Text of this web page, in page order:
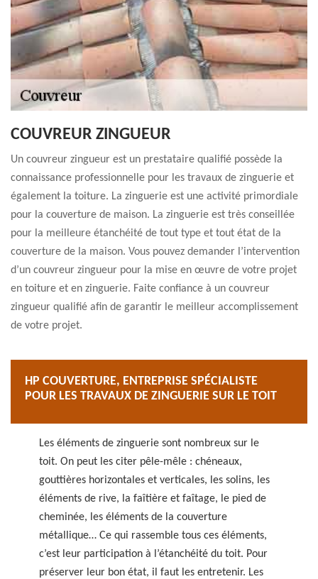
COUVREUR ZINGUEUR
Un couvreur zingueur est un prestataire qualifié possède la
connaissance professionnelle pour les travaux de zinguerie et
également la toiture. La zinguerie est une activité primordiale
pour la couverture de maison. La zinguerie est très conseillée
pour la meilleure étanchéité de tout type et tout état de la
couverture de la maison. Vous pouvez demander l’intervention
d’un couvreur zingueur pour la mise en œuvre de votre projet
en toiture et en zinguerie. Faite confiance à un couvreur
zingueur qualifié afin de garantir le meilleur accomplissement
de votre projet.
HP COUVERTURE, ENTREPRISE SPÉCIALISTE
POUR LES TRAVAUX DE ZINGUERIE SUR LE TOIT
Les éléments de zinguerie sont nombreux sur le
toit. On peut les citer pêle-mêle : chéneaux,
gouttières horizontales et verticales, les solins, les
éléments de rive, la faîtière et faîtage, le pied de
cheminée, les éléments de la couverture
métallique… Ce qui rassemble tous ces éléments,
c’est leur participation à l’étanchéité du toit. Pour
préserver leur bon état, il faut les entretenir. Les